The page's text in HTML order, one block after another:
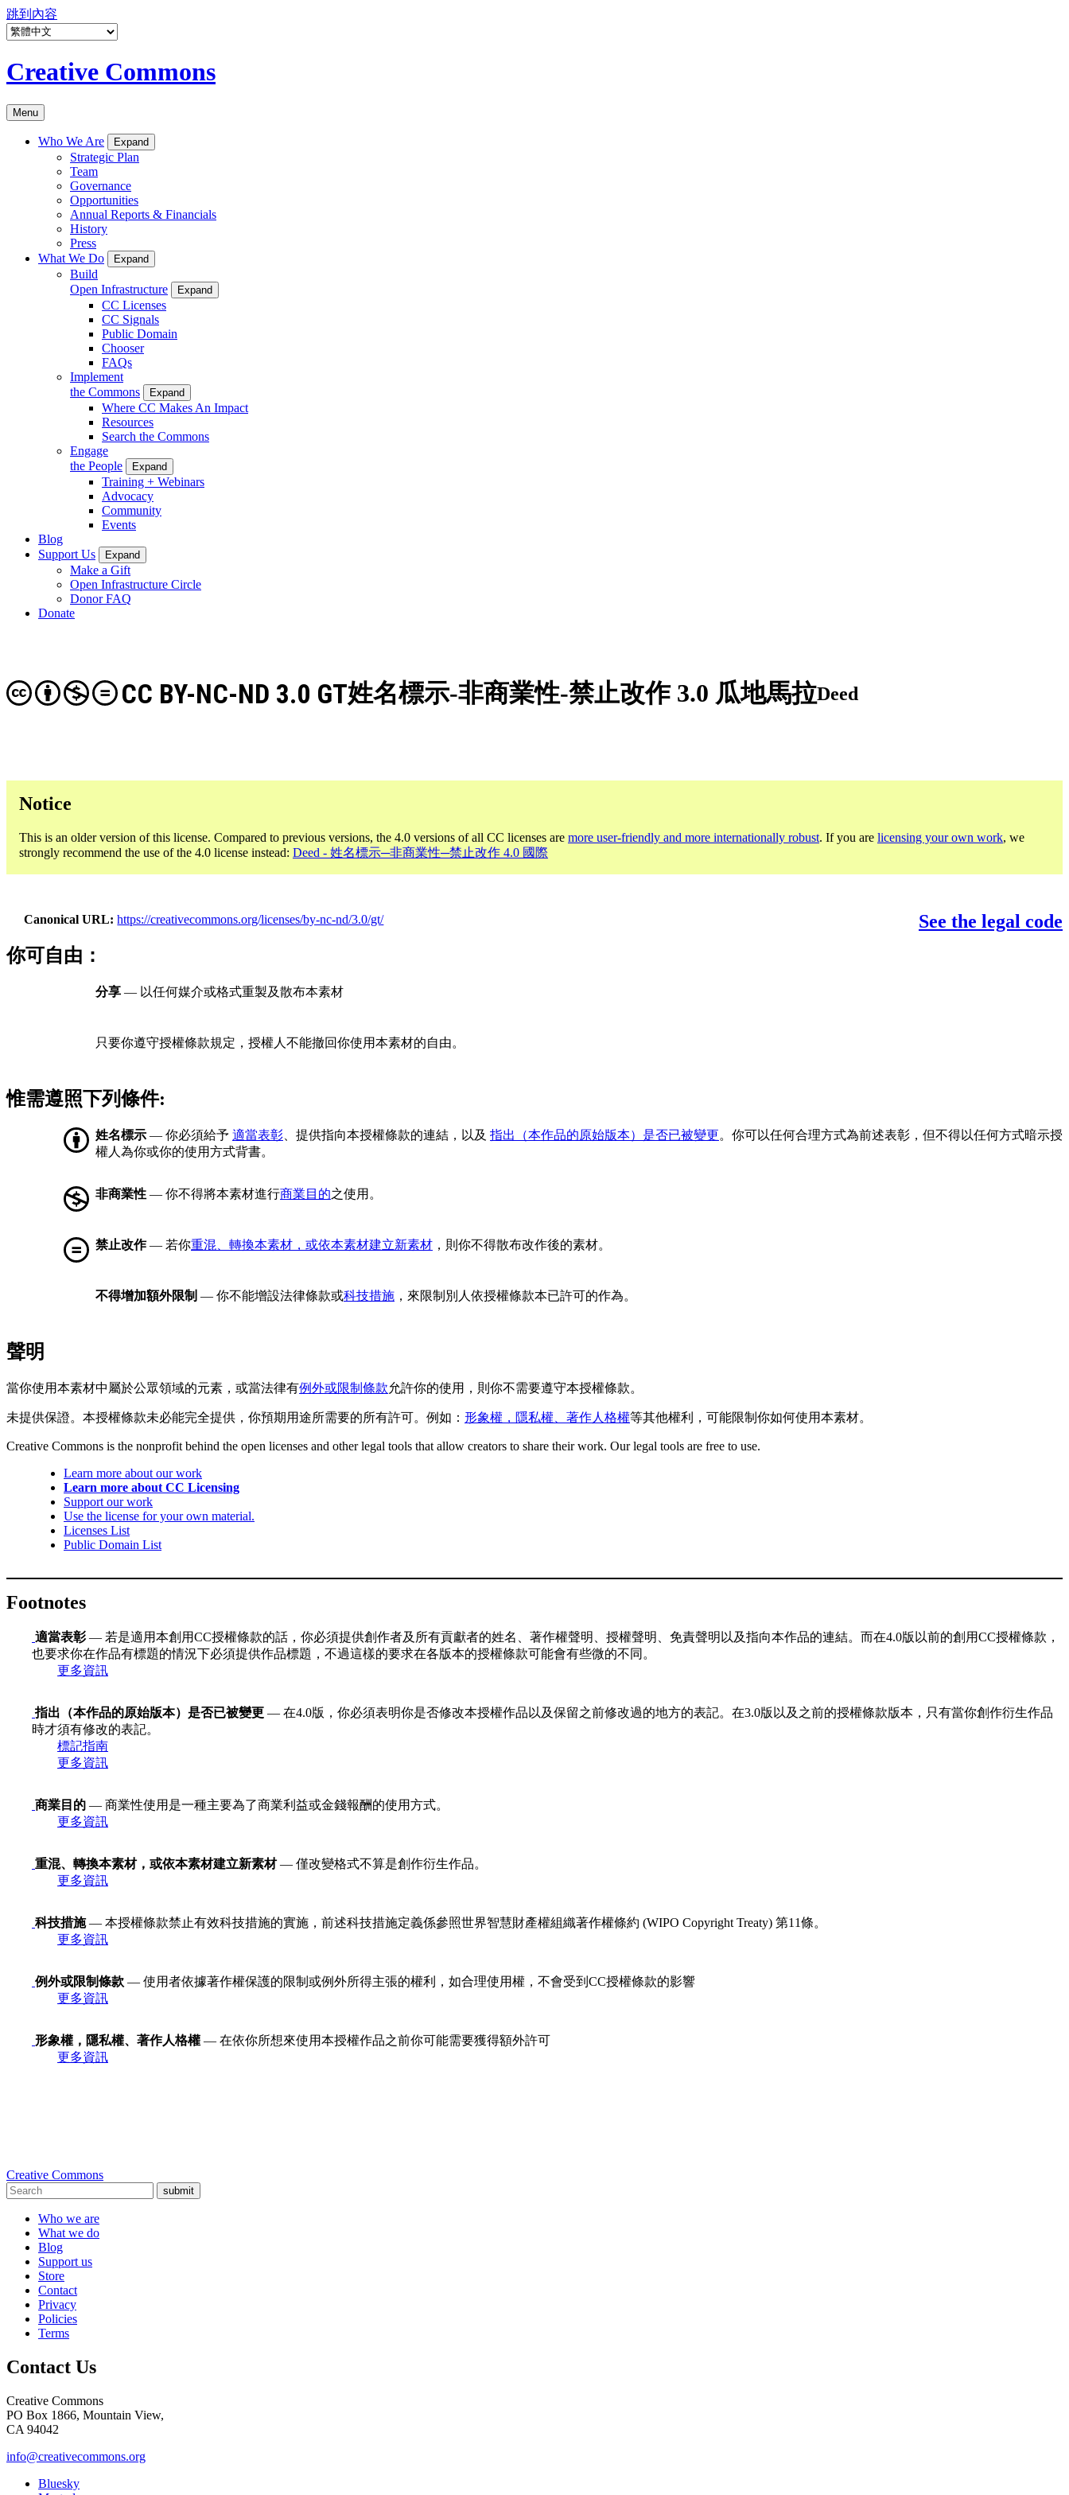
跳到內容
Creative Commons
Menu
Who We Are Expand
Strategic Plan
Team
Governance
Opportunities
Annual Reports & Financials
History
Press
What We Do
Expand
Build
Open Infrastructure
Expand
CC Licenses
CC Signals
Public Domain
Chooser
FAQs
Implement
the Commons
Expand
Where CC Makes An Impact
Resources
Search the Commons
Engage
the People
Expand
Training + Webinars
Advocacy
Community
Events
Blog
Support Us
Expand
Make a Gift
Open Infrastructure Circle
Donor FAQ
Donate
姓名標示-非商業性-禁止改作 3.0 瓜地馬拉
CC BY-NC-ND 3.0 GT Deed
Notice
This is an older version of this license. Compared to previous versions, the 4.0 versions of all CC licenses are more user-friendly and more internationally robust. If you are licensing your own work, we
strongly recommend the use of the 4.0 license instead: Deed - 姓名標示─非商業性─禁止改作 4.0 國際
Canonical URL https://creativecommons.org/licenses/by-nc-nd/3.0/gt/
See the legal code
你可自由：
分享 — 以任何媒介或格式重製及散布本素材
只要你遵守授權條款規定，授權人不能撤回你使用本素材的自由。
惟需遵照下列條件:
姓名標示 — 你必須給予 適當表彰 、提供指向本授權條款的連結，以及 指出（本作品的原始版本）是否已被變更。你可以任何合理方式為前述表彰，但不得以任何方式暗示授
權人為你或你的使用方式背書。
非商業性 — 你不得將本素材進行商業目的之使用。
禁止改作— 若你重混、轉換本素材，或依本素材建立新素材 ，則你不得散布改作後的素材。
不得增加額外限制 — 你不能增設法律條款或科技措施 ，來限制別人依授權條款本已許可的作為。
聲明
當你使用本素材中屬於公眾領域的元素，或當法律有例外或限制條款允許你的使用，則你不需要遵守本授權條款。
未提供保證。本授權條款未必能完全提供，你預期用途所需要的所有許可。例如： 形象權，隱私權、著作人格權等其他權利，可能限制你如何使用本素材。
Creative Commons is the nonprofit behind the open licenses and other legal tools that allow creators to share their work. Our legal tools are free to use.
Learn more about our work
Learn more about CC Licensing
Support our work
Use the license for your own material.
Licenses List
Public Domain List
Footnotes
適當表彰— 若是適用本創用CC授權條款的話，你必須提供創作者及所有貢獻者的姓名、著作權聲明、授權聲明、免責聲明以及指向本作品的連結。而在4.0版以前的創用CC授權條款，
也要求你在作品有標題的情況下必須提供作品標題，不過這樣的要求在各版本的授權條款可能會有些微的不同。
更多資訊
指出（本作品的原始版本）是否已被變更 — 在4.0版，你必須表明你是否修改本授權作品以及保留之前修改過的地方的表記。在3.0版以及之前的授權條款版本，只有當你創作衍生作品
時才須有修改的表記。
標記指南
更多資訊
商業目的 — 商業性使用是一種主要為了商業利益或金錢報酬的使用方式。
更多資訊
重混、轉換本素材，或依本素材建立新素材— 僅改變格式不算是創作衍生作品。
更多資訊
科技措施— 本授權條款禁止有效科技措施的實施，前述科技措施定義係參照世界智慧財產權組織著作權條約 (WIPO Copyright Treaty) 第11條。
更多資訊
例外或限制條款 — 使用者依據著作權保護的限制或例外所得主張的權利，如合理使用權，不會受到CC授權條款的影響
更多資訊
形象權，隱私權、著作人格權 — 在依你所想來使用本授權作品之前你可能需要獲得額外許可
更多資訊
Creative Commons
submit
Who we are
What we do
Blog
Support us
Store
Contact
Privacy
Policies
Terms
Contact Us
Creative Commons
PO Box 1866, Mountain View,
CA 94042
info@creativecommons.org
Bluesky